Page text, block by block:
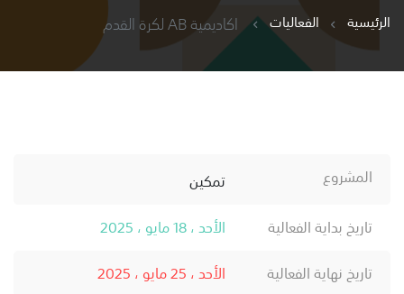
الرئيسية
الفعاليات اكاديمية AB لكرة القدم
المشروع
تمكين
تاريخ بداية الفعالية
الأحد ، 18 مايو ، 2025
تاريخ نهاية الفعالية
الأحد ، 25 مايو ، 2025